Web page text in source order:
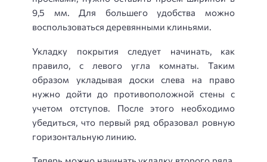
9,5 мм. Для большего удобства можно
воспользоваться деревянными клиньями.
Укладку покрытия следует начинать, как
правило, с левого угла комнаты. Таким
образом укладывая доски слева на право
нужно дойти до противоположной стены с
учетом отступов. После этого необходимо
убедиться, что первый ряд образовал ровную
горизонтальную линию.